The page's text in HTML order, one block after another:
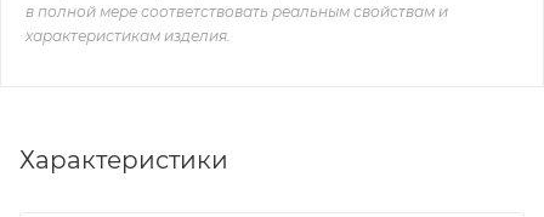
в полной мере соответствовать реальным свойствам и
характеристикам изделия.
Характеристики